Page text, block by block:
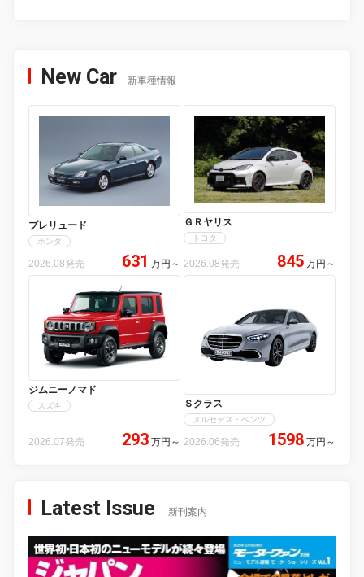
New Car 新車種情報
プレリュード
ホンダ
2026.08発売 631 万円 ～
ＧＲヤリス
トヨタ
2026.08発売 845 万円 ～
ジムニーノマド
スズキ
2026.07発売 293 万円 ～
Ｓクラス
メルセデス・ベンツ
2026.06発売 1598 万円 ～
Latest Issue 新刊案内